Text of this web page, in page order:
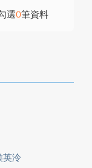
選0筆資料
英泠